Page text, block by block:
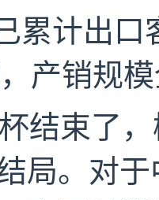
累计出
产销规
结束了
局。对